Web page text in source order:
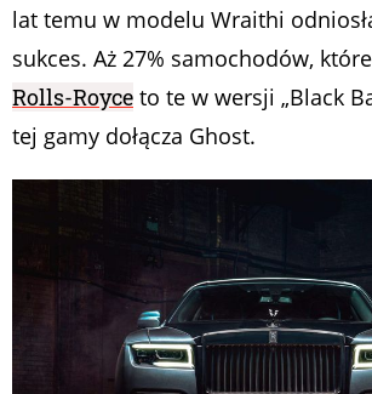
lat temu w modelu Wraithi
sukces. Aż 27% samochodów,
Rolls-Royce to te w wersji „Black
tej gamy dołącza Ghost.